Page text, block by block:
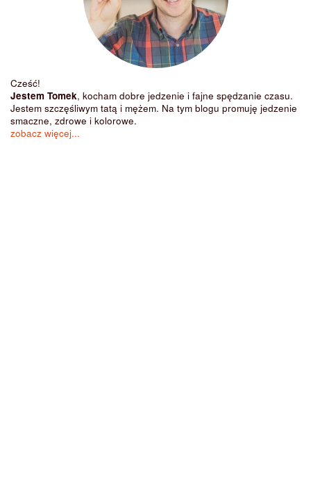
Cześć!
Jestem Tomek, kocham dobre jedzenie i fajne spędzanie czasu.
Jestem szczęśliwym tatą i mężem. Na tym blogu promuję jedzenie
smaczne, zdrowe i kolorowe.
zobacz więcej...